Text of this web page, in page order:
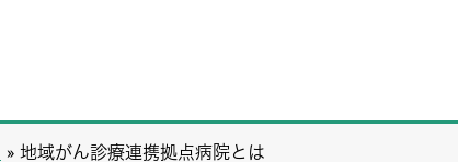
» 地域がん診療連携拠点病院とは